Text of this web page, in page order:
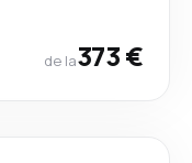
de la373 €